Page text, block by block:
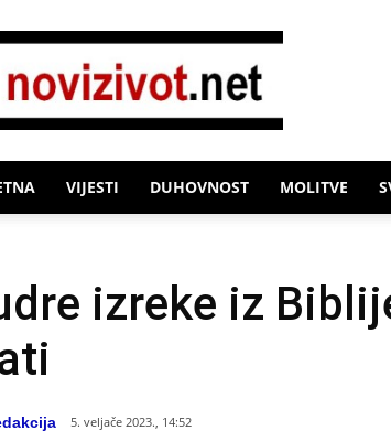
Novi
VIJESTI DUHOVNOST MOLITVE
izreke iz
5. veljače 2023., 14:52